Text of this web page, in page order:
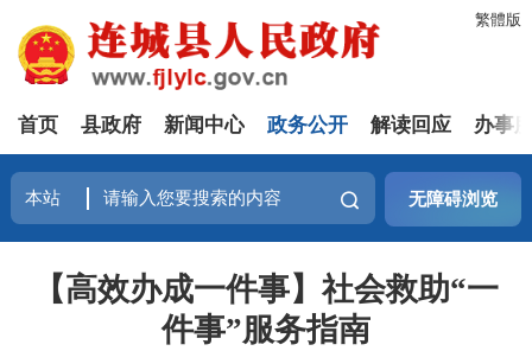
繁體版
首页 县政府 新闻中心 政务公开 解读回应 办事
无障碍浏览
【高效办成一件事】社会救助“一
件事”服务指南